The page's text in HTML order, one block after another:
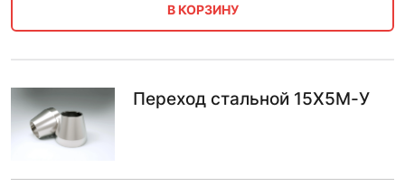
В КОРЗИНУ
Переход стальной 15Х5М-У